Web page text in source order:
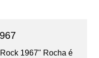
1967" Rocha é